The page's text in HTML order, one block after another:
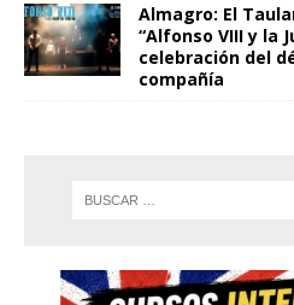
Almagro: El
“Alfonso VIII y la
celebración del
compañía